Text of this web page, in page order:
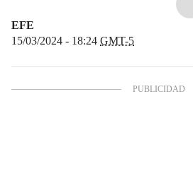
EFE
15/03/2024 - 18:24 GMT-5